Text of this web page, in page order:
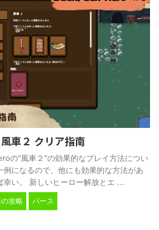
車２ クリア指南
の"風車２"の効果的なプレイ方法につい
になるので、他にも効果的な方法があ
幸い。 新しいヒーロー解放とエ ...
攻略 パース